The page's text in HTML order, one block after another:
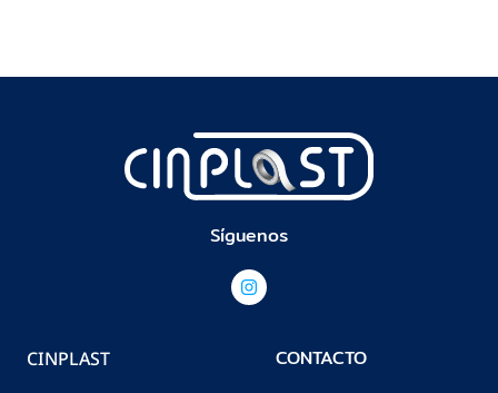
Síguenos
CINPLAST
CONTACTO